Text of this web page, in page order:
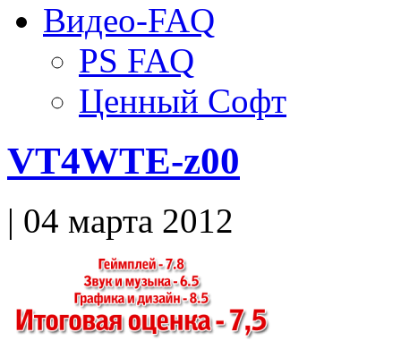
Видео-FAQ
PS FAQ
Ценный Софт
VT4WTE-z00
| 04 марта 2012